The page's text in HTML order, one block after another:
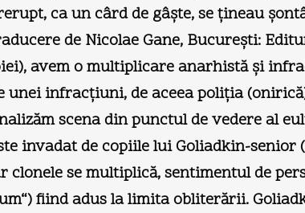
ca un cârd de gâşte, se ţineau
de Nicolae Gane, Bucureşti:
avem o multiplicare anarhistă şi
infracţiuni, de aceea poliţia
scena din punctul de vedere al
invadat de copiile lui Goliadkin-
clonele se multiplică, sentimentul de
fiind adus la limita obliterării.